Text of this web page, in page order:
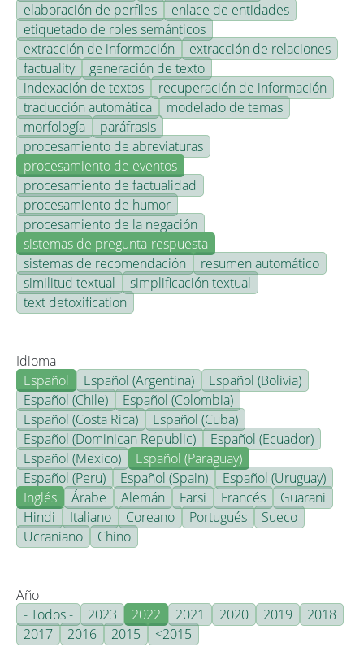
elaboración de perfiles
enlace de entidades
etiquetado de roles semánticos
extracción de información
extracción de relaciones
factuality
generación de texto
indexación de textos
recuperación de información
traducción automática
modelado de temas
morfología
paráfrasis
procesamiento de abreviaturas
procesamiento de eventos
procesamiento de factualidad
procesamiento de humor
procesamiento de la negación
sistemas de pregunta-respuesta
sistemas de recomendación
resumen automático
similitud textual
simplificación textual
text detoxification
Idioma
Español
Español (Argentina)
Español (Bolivia)
Español (Chile)
Español (Colombia)
Español (Costa Rica)
Español (Cuba)
Español (Dominican Republic)
Español (Ecuador)
Español (Mexico)
Español (Paraguay)
Español (Peru)
Español (Spain)
Español (Uruguay)
Inglés
Árabe Alemán Farsi Francés
Guarani
Hindi
Italiano Coreano Portugués
Sueco
Ucraniano
Chino
Año
- Todos -
2023 2022 2021 2020 2019
2018
2017
2016 2015 <2015